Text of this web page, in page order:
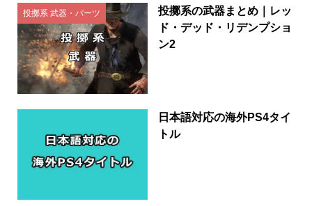
投擲系 武器・パーツ
投擲系の武器まとめ｜レッ
ド・デッド・リデンプショ
ン2
日本語対応の海外PS4タイ
トル